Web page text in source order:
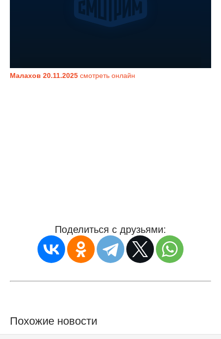
Малахов 20.11.2025 смотреть онлайн
Поделиться с друзьями:
Похожие новости